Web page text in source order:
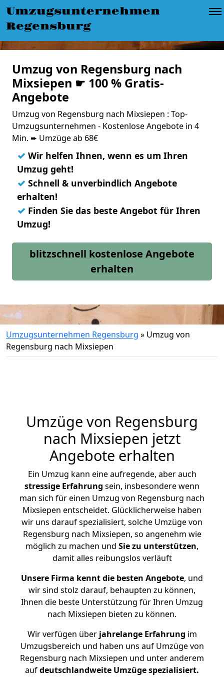
Umzugsunternehmen
Regensburg
Umzug von Regensburg nach
Mixsiepen ☛ 100 % Gratis-
Angebote
Umzug von Regensburg nach Mixsiepen : Top-
Umzugsunternehmen - Kostenlose Angebote in 4
Min. ➨ Umzüge ab 68€
✓ Wir helfen Ihnen, wenn es um Ihren
Umzug geht!
✓ Schnell & unverbindlich Angebote
erhalten!
✓ Finden Sie das beste Angebot für Ihren
Umzug!
blitzschnell kostenlose Angebote
erhalten
Umzugsunternehmen Regensburg » Umzug von
Regensburg nach Mixsiepen
Umzüge von Regensburg
nach Mixsiepen jetzt
Angebote erhalten
Ein Umzug kann eine aufregende, aber auch
stressige Erfahrung sein, insbesondere wenn
man sich für einen Umzug von Regensburg nach
Mixsiepen entscheidet. Glücklicherweise haben
wir uns darauf spezialisiert, solche Umzüge von
Regensburg nach Mixsiepen, so angenehm wie
möglich zu machen und Sie zu unterstützen,
damit alles reibungslos verläuft
Unsere Firma kennt die besten Angebote, und
wir sind stolz darauf, behaupten zu können,
Ihnen die beste Unterstützung für Ihren Umzug
nach Mixsiepen bieten zu können.
Wir verfügen überjahrelange Erfahrung im
Umzugsbereich und haben uns auf Umzüge von
Regensburg nach Mixsiepen und unter anderem
aufdeutschlandweite Umzüge spezialisiert.